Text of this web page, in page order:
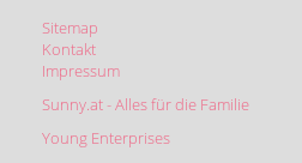
Sitemap
Kontakt
Impressum
Sunny.at - Alles für die Familie
Young Enterprises